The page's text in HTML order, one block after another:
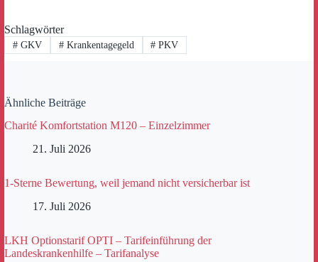
Schlagwörter
#GKV #Krankentagegeld # PKV
Ähnliche Beiträge
Charité Komfortstation M120 – Einzelzimmer
21. Juli 2026
1-Sterne Bewertung, weil jemand nicht versicherbar ist
17. Juli 2026
LKH Optionstarif OPTI – Tarifeinführung der
Landeskrankenhilfe – Tarifanalyse